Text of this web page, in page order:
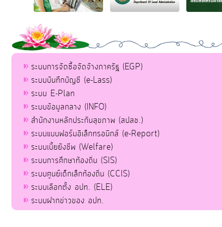
ระบบการจัดซื้อจัดจ้างภาครัฐ (EGP)
ระบบบันทึกบัญชี (e-Lass)
ระบบ E-Plan
ระบบข้อมูลกลาง (INFO)
สำนักงานหลักประกันสุขภาพ (สปสช.)
ระบบแบบฟอร์มอิเล็กทรอนิกส์ (e-Report)
ระบบเบี้ยยังชีพ (Welfare)
ระบบการศึกษาท้องถิ่น (SIS)
ระบบศูนย์เด็กเล็กท้องถิ่น (CCIS)
ระบบเลือกตั้ง อปท. (ELE)
ระบบฝากข่าวของ อปท.